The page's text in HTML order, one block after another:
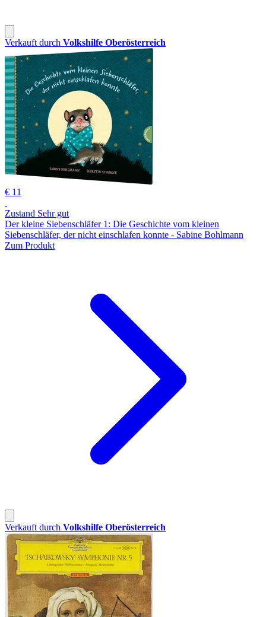
Verkauft durch Volkshilfe Oberösterreich
€ 11
Zustand Sehr gut
Der kleine Siebenschläfer 1: Die Geschichte vom kleinen
Siebenschläfer, der nicht einschlafen konnte - Sabine Bohlmann
Zum Produkt
Verkauft durch Volkshilfe Oberösterreich